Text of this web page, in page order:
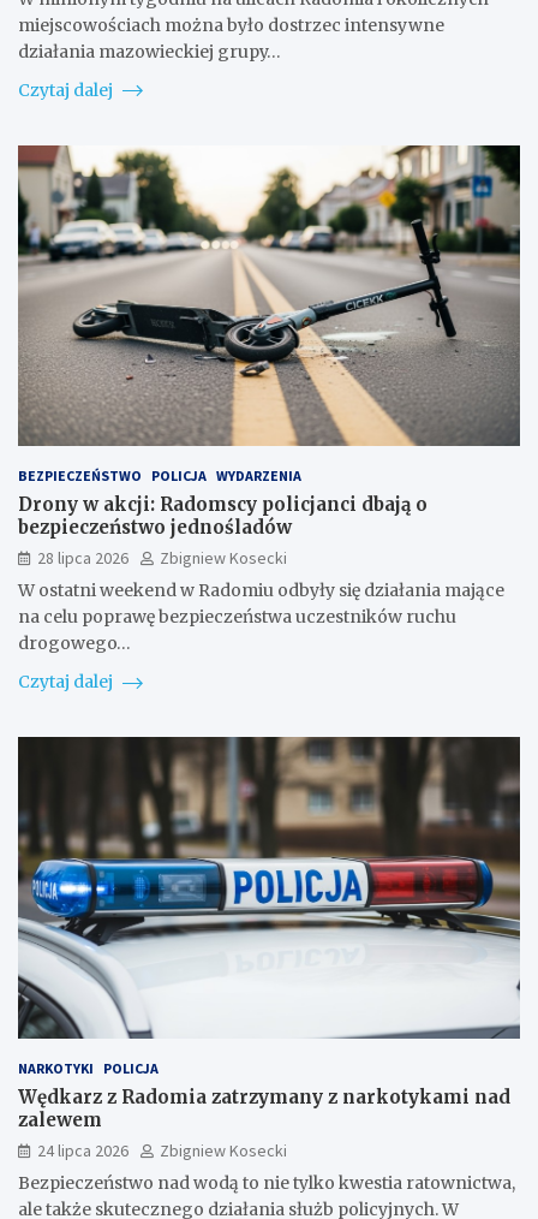
miejscowościach można było dostrzec intensywne
działania mazowieckiej grupy…
Czytaj dalej
BEZPIECZEŃSTWO POLICJA WYDARZENIA
Drony w akcji: Radomscy policjanci dbają o
bezpieczeństwo jednośladów
28 lipca 2026
Zbigniew Kosecki
W ostatni weekend w Radomiu odbyły się działania mające
na celu poprawę bezpieczeństwa uczestników ruchu
drogowego…
Czytaj dalej
NARKOTYKI POLICJA
Wędkarz z Radomia zatrzymany z narkotykami nad
zalewem
24 lipca 2026
Zbigniew Kosecki
Bezpieczeństwo nad wodą to nie tylko kwestia ratownictwa,
ale także skutecznego działania służb policyjnych. W